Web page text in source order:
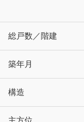
総戸数／階建
築年月
構造